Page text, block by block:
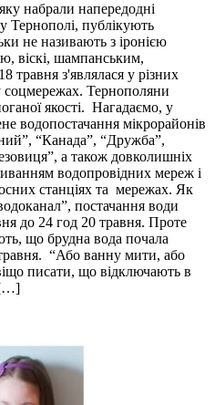
набрали напередодні
Тернополі, публікують
не називають з іронією
віскі, шампанським,
травня з'являлася у різних
соцмережах. Тернополяни
якості. Нагадаємо, у
водопостачання мікрорайонів
“Канада”, “Дружба”,
а також довколишніх
водопровідних мереж і
станціях та мережах. Як
постачання води
до 24 год 20 травня. Проте
що брудна вода почала
“Або ванну мити, або
писати, що відключають в
[…]